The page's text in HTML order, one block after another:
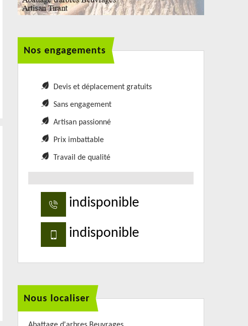
Nos engagements
Devis et déplacement gratuits
Sans engagement
Artisan passionné
Prix imbattable
Travail de qualité
indisponible
indisponible
Nous localiser